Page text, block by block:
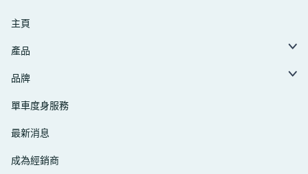
主頁
產品
品牌
單車度身服務
最新消息
成為經銷商